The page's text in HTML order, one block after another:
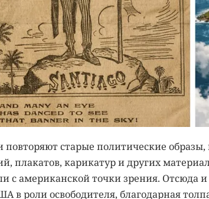
повторяют старые политические
плакатов, карикатур и других
с американской точки зрения. Отсюда
в роли освободителя, благодарная